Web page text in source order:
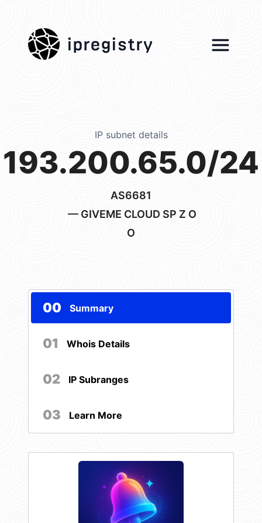
ipregistry
IP subnet details
193.200.65.0/24
AS6681
— GIVEME CLOUD SP Z O
O
00 Summary
01 Whois Details
02 IP Subranges
03 Learn More